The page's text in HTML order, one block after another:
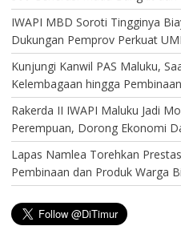
IWAPI MBD Soroti Tingginya
Dukungan Pemprov Perkuat
Kunjungi Kanwil PAS Maluku,
Kelembagaan hingga
Rakerda II IWAPI Maluku Jadi
Perempuan, Dorong Ekonomi
Lapas Namlea Torehkan
Pembinaan dan Produk Warga